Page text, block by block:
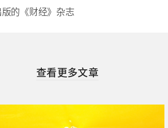
的《财经》杂志
查看更多文章